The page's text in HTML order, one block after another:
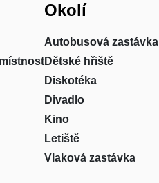
Okolí
Autobusová zastávka
Dětské hřiště
Diskotéka
Divadlo
Kino
Letiště
Vlaková zastávka